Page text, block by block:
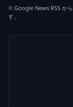
※ Google News RSS か
す。